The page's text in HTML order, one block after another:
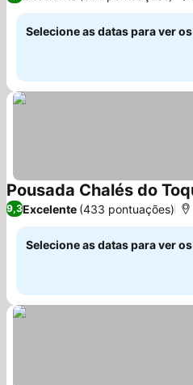
Selecione as datas para ver
Pousada Chalés do
9,3Excelente (433 pontuações)
Selecione as datas para ver